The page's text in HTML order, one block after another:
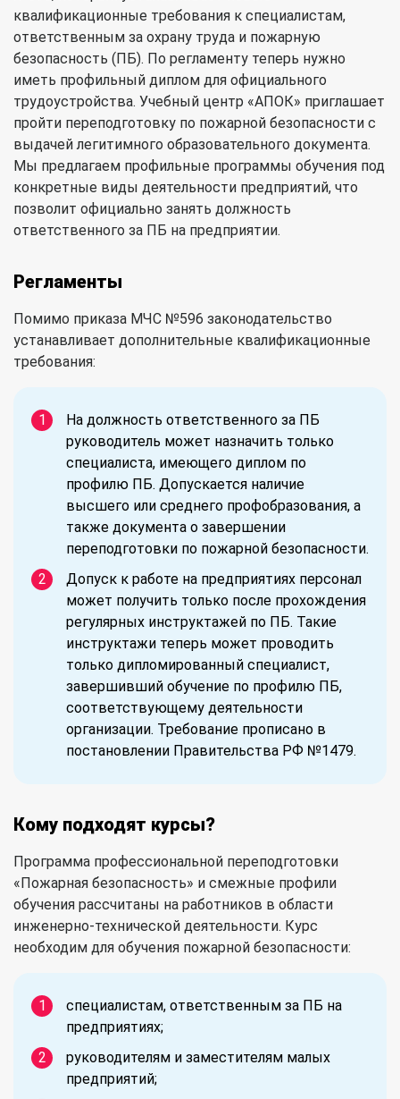
квалификационные требования к специалистам,
ответственным за охрану труда и пожарную
безопасность (ПБ). По регламенту теперь нужно
иметь профильный диплом для официального
трудоустройства. Учебный центр «АПОК» приглашает
пройти переподготовку по пожарной безопасности с
выдачей легитимного образовательного документа.
Мы предлагаем профильные программы обучения под
конкретные виды деятельности предприятий, что
позволит официально занять должность
ответственного за ПБ на предприятии.
Регламенты
Помимо приказа МЧС №596 законодательство
устанавливает дополнительные квалификационные
требования:
На должность ответственного за ПБ
руководитель может назначить только
специалиста, имеющего диплом по
профилю ПБ. Допускается наличие
высшего или среднего профобразования, а
также документа о завершении
переподготовки по пожарной безопасности.
Допуск к работе на предприятиях персонал
может получить только после прохождения
регулярных инструктажей по ПБ. Такие
инструктажи теперь может проводить
только дипломированный специалист,
завершивший обучение по профилю ПБ,
соответствующему деятельности
организации. Требование прописано в
постановлении Правительства РФ №1479.
Кому подходят курсы?
Программа профессиональной переподготовки
«Пожарная безопасность» и смежные профили
обучения рассчитаны на работников в области
инженерно-технической деятельности. Курс
необходим для обучения пожарной безопасности:
специалистам, ответственным за ПБ на
предприятиях;
руководителям и заместителям малых
предприятий;